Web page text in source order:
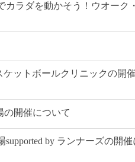
ラダを動かそう！ウオーク
ケットボールクリニックの開
の開催について
by ランナーズの開催